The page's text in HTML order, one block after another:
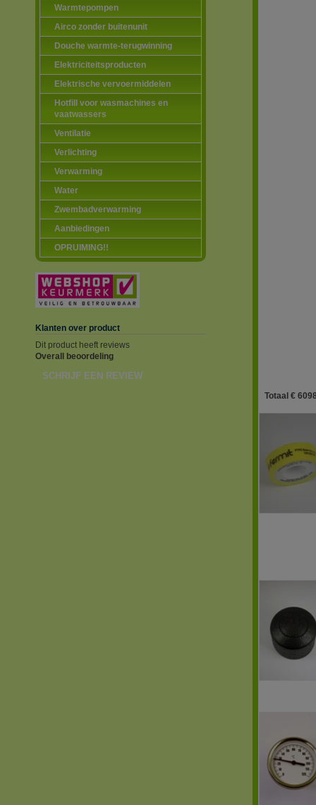
Warmtepompen
Airco zonder buitenunit
Douche warmte-terugwinning
Elektriciteitsproducten
Elektrische vervoermiddelen
Hotfill voor wasmachines en
vaatwassers
Ventilatie
Verlichting
Verwarming
Water
Zwembadverwarming
Aanbiedingen
OPRUIMING!!
Klanten over product
Dit product heeft reviews
Overall beoordeling
SCHRIJF EEN REVIEW
Totaal €